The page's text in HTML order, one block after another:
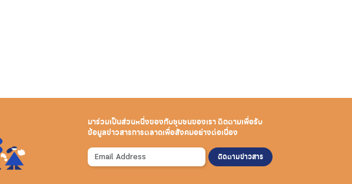
มาร่วมเป็นส่วนหนึ่งของกับชุมชนของเราติดตามเพื่อรับ
ข้อมูลข่าวสารการตลาดเพื่อสังคมอย่างต่อเนื่อง
ติดตามข่าวสาร